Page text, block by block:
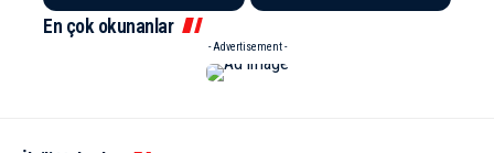
En çok okunanlar
- Advertisement -